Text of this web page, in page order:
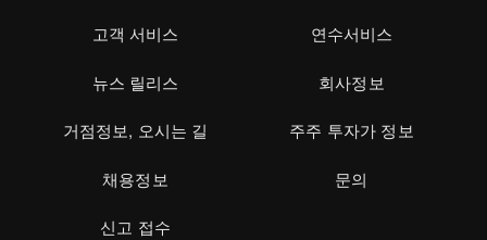
고객 서비스 연수서비스
뉴스 릴리스 회사정보
거점정보, 오시는 길 주주 투자가 정보
채용정보 문의
신고 접수